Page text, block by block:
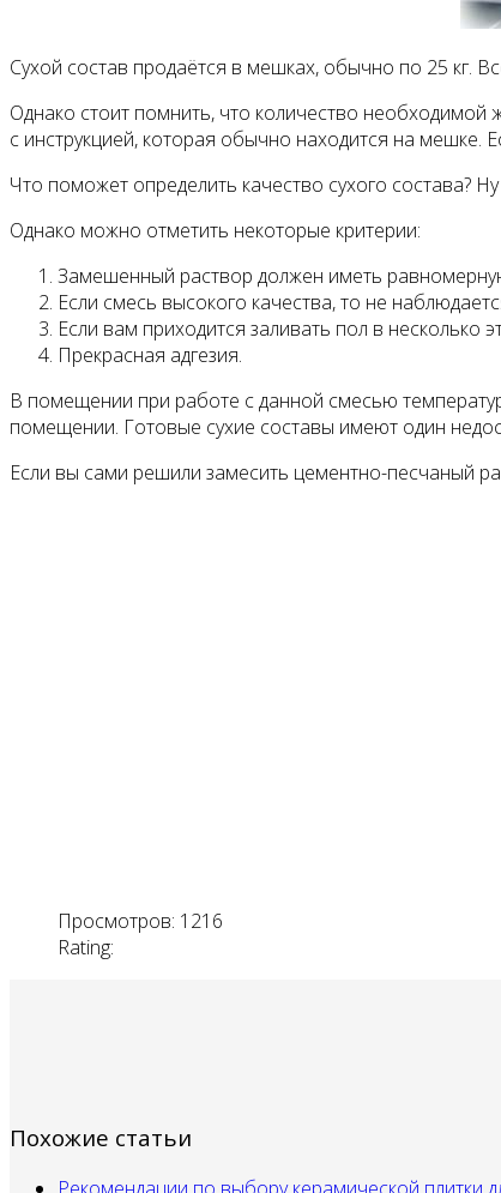
Сухой состав продаётся в мешках, обычно по 25 кг.
Однако стоит помнить, что количество необходимой
с инструкцией, которая обычно находится на мешке.
Что поможет определить качество сухого состава?
Однако можно отметить некоторые критерии:
Замешенный раствор должен иметь равномерную
Если смесь высокого качества, то не
Если вам приходится заливать пол в несколько
Прекрасная адгезия.
В помещении при работе с данной смесью
помещении. Готовые сухие составы имеют один
Если вы сами решили замесить цементно-песчаный
Просмотров: 1216
Rating:
Похожие статьи